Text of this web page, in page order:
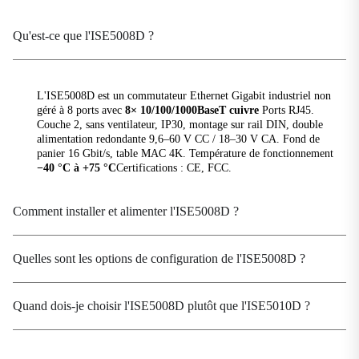
Taille du tableau MAC
1,5 Mbits
Type de traitement
Stockage et retransmission
Délai de commutation
Tension de fonctionnement
9,6–60 V CC et 18–30 V CA
Protection contre les surintensités
Soutenu
Qu'est-ce que l'ISE5008D ?
L'ISE5008D est un commutateur Ethernet Gigabit industriel non
géré à 8 ports avec 8× 10/100/1000BaseT cuivre Ports RJ45.
Couche 2, sans ventilateur, IP30, montage sur rail DIN, double
alimentation redondante 9,6–60 V CC / 18–30 V CA. Fond de
panier 16 Gbit/s, table MAC 4K. Température de fonctionnement
−40 °C à +75 °CCertifications : CE, FCC.
Comment installer et alimenter l'ISE5008D ?
Quelles sont les options de configuration de l'ISE5008D ?
Quand dois-je choisir l'ISE5008D plutôt que l'ISE5010D ?